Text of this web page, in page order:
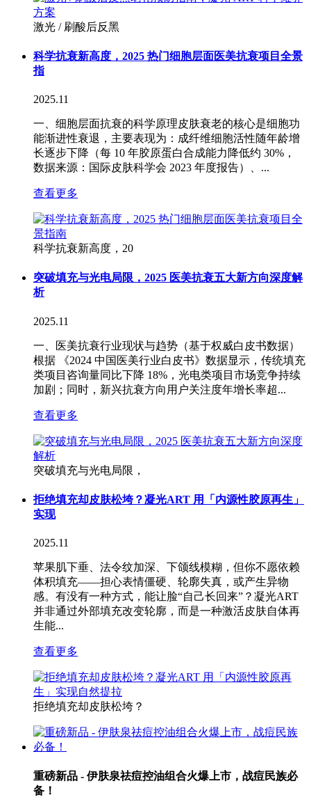
激光 / 刷酸后反黑
科学抗衰新高度，2025 热门细胞层面医美抗衰项目全景
指
2025.11
一、细胞层面抗衰的科学原理皮肤衰老的核心是细胞功
能渐进性衰退，主要表现为：成纤维细胞活性随年龄增
长逐步下降（每 10 年胶原蛋白合成能力降低约 30%，
数据来源：国际皮肤科学会 2023 年度报告）、...
查看更多
科学抗衰新高度，20
突破填充与光电局限，2025 医美抗衰五大新方向深度解
析
2025.11
一、医美抗衰行业现状与趋势（基于权威白皮书数据）
根据 《2024 中国医美行业白皮书》数据显示，传统填充
类项目咨询量同比下降 18%，光电类项目市场竞争持续
加剧；同时，新兴抗衰方向用户关注度年增长率超...
查看更多
突破填充与光电局限，
拒绝填充却皮肤松垮？凝光ART 用「内源性胶原再生」
实现
2025.11
苹果肌下垂、法令纹加深、下颌线模糊，但你不愿依赖
体积填充——担心表情僵硬、轮廓失真，或产生异物
感。有没有一种方式，能让脸“自己长回来”？凝光ART
并非通过外部填充改变轮廓，而是一种激活皮肤自体再
生能...
查看更多
拒绝填充却皮肤松垮？
重磅新品 - 伊肤泉祛痘控油组合火爆上市，战痘民族必
备！